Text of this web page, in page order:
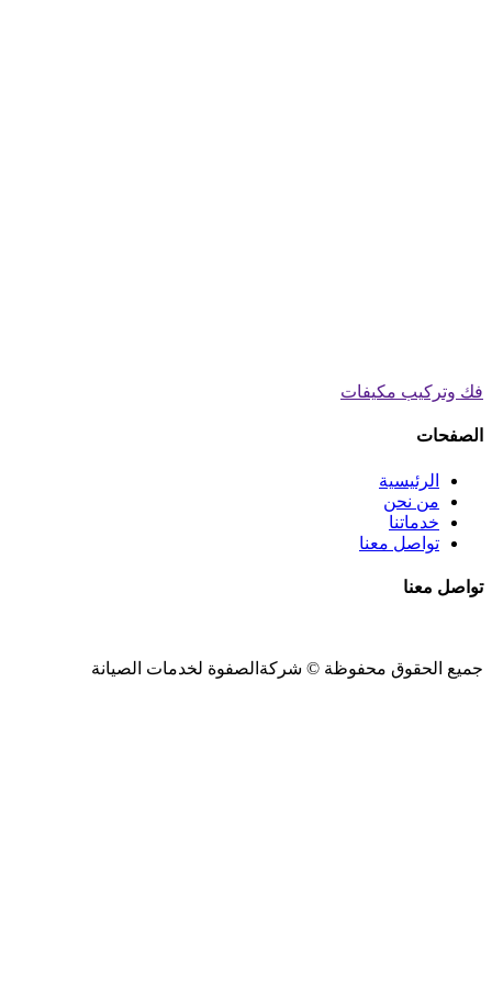
فك وتركيب مكيفات
الصفحات
الرئيسية
من نحن
خدماتنا
تواصل معنا
تواصل معنا
جميع الحقوق محفوظة © شركةالصفوة لخدمات الصيانة